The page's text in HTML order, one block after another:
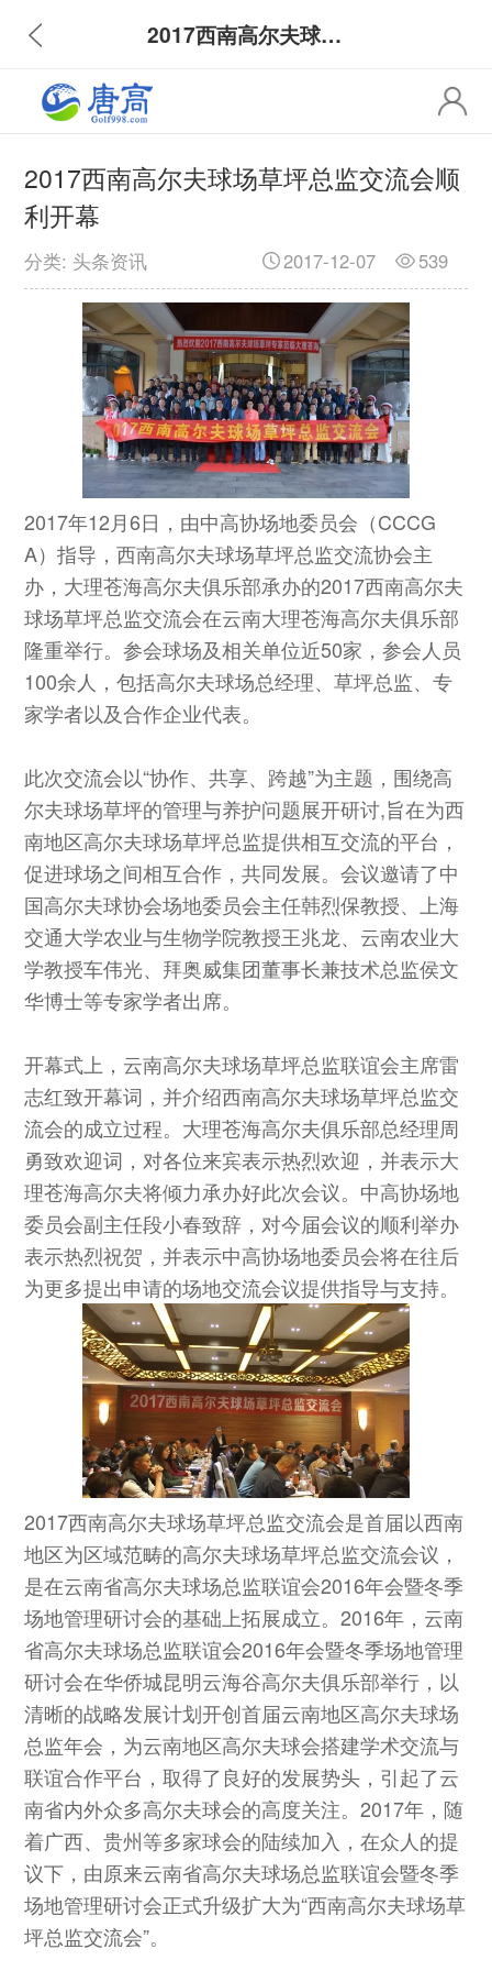
2017西南高尔夫球场草坪总监交流会顺利开幕
2017西南高尔夫球场草坪总监交流会顺
利开幕
分类: 头条资讯 539
2017-12-07
2017年12月6日，由中高协场地委员会（CCCG
A）指导，西南高尔夫球场草坪总监交流协会主
办，大理苍海高尔夫俱乐部承办的2017西南高尔夫
球场草坪总监交流会在云南大理苍海高尔夫俱乐部
隆重举行。参会球场及相关单位近50家，参会人员
100余人，包括高尔夫球场总经理、草坪总监、专
家学者以及合作企业代表。
此次交流会以“协作、共享、跨越”为主题，围绕高
尔夫球场草坪的管理与养护问题展开研讨,旨在为西
南地区高尔夫球场草坪总监提供相互交流的平台，
促进球场之间相互合作，共同发展。会议邀请了中
国高尔夫球协会场地委员会主任韩烈保教授、上海
交通大学农业与生物学院教授王兆龙、云南农业大
学教授车伟光、拜奥威集团董事长兼技术总监侯文
华博士等专家学者出席。
开幕式上，云南高尔夫球场草坪总监联谊会主席雷
志红致开幕词，并介绍西南高尔夫球场草坪总监交
流会的成立过程。大理苍海高尔夫俱乐部总经理周
勇致欢迎词，对各位来宾表示热烈欢迎，并表示大
理苍海高尔夫将倾力承办好此次会议。中高协场地
委员会副主任段小春致辞，对今届会议的顺利举办
表示热烈祝贺，并表示中高协场地委员会将在往后
为更多提出申请的场地交流会议提供指导与支持。
2017西南高尔夫球场草坪总监交流会是首届以西南
地区为区域范畴的高尔夫球场草坪总监交流会议，
是在云南省高尔夫球场总监联谊会2016年会暨冬季
场地管理研讨会的基础上拓展成立。2016年，云南
省高尔夫球场总监联谊会2016年会暨冬季场地管理
研讨会在华侨城昆明云海谷高尔夫俱乐部举行，以
清晰的战略发展计划开创首届云南地区高尔夫球场
总监年会，为云南地区高尔夫球会搭建学术交流与
联谊合作平台，取得了良好的发展势头，引起了云
南省内外众多高尔夫球会的高度关注。2017年，随
着广西、贵州等多家球会的陆续加入，在众人的提
议下，由原来云南省高尔夫球场总监联谊会暨冬季
场地管理研讨会正式升级扩大为“西南高尔夫球场草
坪总监交流会”。